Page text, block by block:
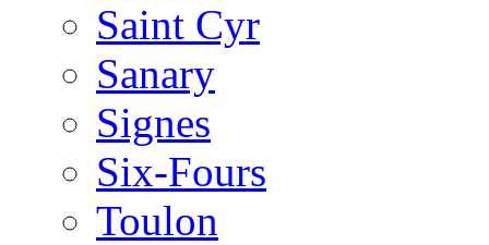
Saint Cyr
Sanary
Signes
Six-Fours
Toulon